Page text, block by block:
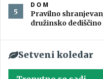
DOM
Pravilno
družinsko dediščino
Setveni koledar